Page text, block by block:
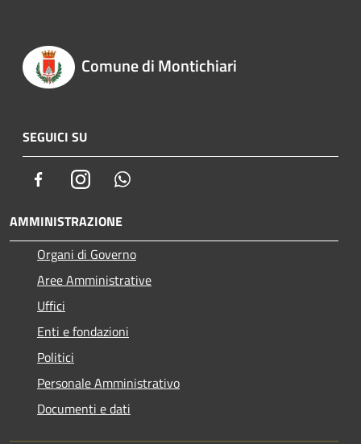
Comune di Montichiari
SEGUICI SU
FacebookInstagram
AMMINISTRAZIONE
Organi di Governo
Aree Amministrative
Uffici
Enti e fondazioni
Politici
Personale Amministrativo
Documenti e dati